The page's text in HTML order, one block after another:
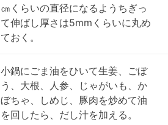
㎝くらいの直径になるようちぎっ
て伸ばし厚さは5mmくらいに丸め
ておく。
小鍋にごま油をひいて生姜、ごぼ
う、大根、人参、じゃがいも、か
ぼちゃ、しめじ、豚肉を炒めて油
を回したら、だし汁を加える。